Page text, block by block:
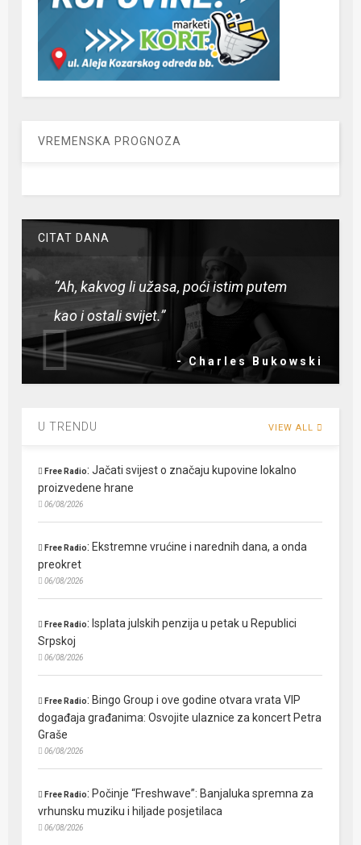
VREMENSKA PROGNOZA
CITAT DANA
“Ah, kakvog li užasa, poći istim putem
kao i ostali svijet.”
- Charles Bukowski
U TRENDU VIEW ALL
Free Radio:Jačati svijest o značaju kupovine lokalno
proizvedene hrane
06/08/2026
Free Radio: Ekstremne vrućine i narednih dana, a onda
preokret
06/08/2026
Free Radio: Isplata julskih penzija u petak u Republici
Srpskoj
06/08/2026
Free Radio: Bingo Group i ove godine otvara vrata VIP
događaja građanima: Osvojite ulaznice za koncert Petra
Graše
06/08/2026
Free Radio: Počinje “Freshwave”: Banjaluka spremna za
vrhunsku muziku i hiljade posjetilaca
06/08/2026